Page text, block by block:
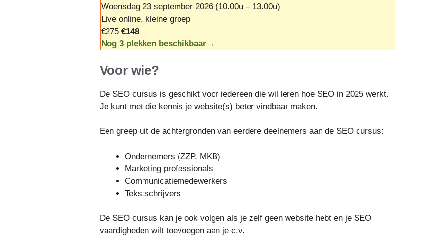
Woensdag 23 september 2026 (10.00u – 13.00u)
Live online, kleine groep
€275 €148
Nog 3 plekken beschikbaar→
Voor wie?
De SEO cursus is geschikt voor iedereen die wil leren hoe SEO in 2025 werkt.
Je kunt met die kennis je website(s) beter vindbaar maken.
Een greep uit de achtergronden van eerdere deelnemers aan de SEO cursus:
Ondernemers (ZZP, MKB)
Marketing professionals
Communicatiemedewerkers
Tekstschrijvers
De SEO cursus kan je ook volgen als je zelf geen website hebt en je SEO
vaardigheden wilt toevoegen aan je c.v.